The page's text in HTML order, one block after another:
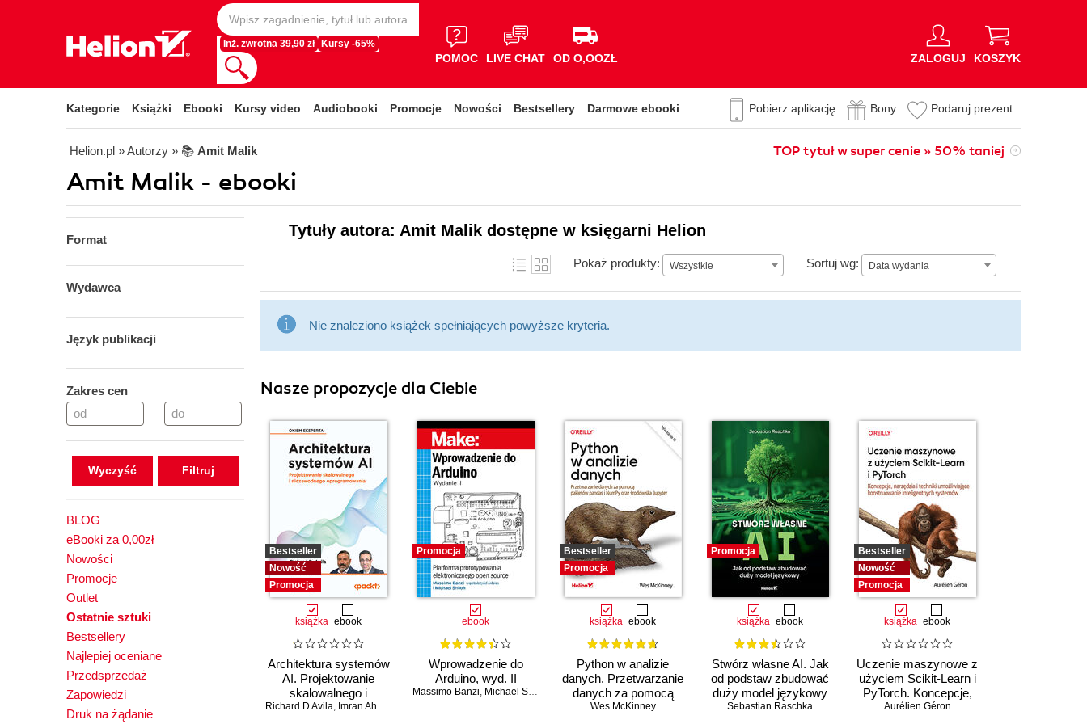
Inż. zwrotna 39,90 zł Kursy -65%
POMOC LIVE CHAT OD O,OOZŁ ZALOGUJ KOSZYK
Kategorie Książki Ebooki Kursy video Audiobooki Promocje Nowości Bestsellery Darmowe ebooki Pobierz aplikację Bony Podaruj prezent
Helion.pl » Autorzy » 📚 Amit Malik TOP tytuł w super cenie » 50% taniej
Amit Malik - ebooki
Format
Wydawca
Język publikacji
Zakres cen
–
Wyczyść
BLOG
eBooki za 0,00zł
Nowości
Promocje
Outlet
Ostatnie sztuki
Bestsellery
Najlepiej oceniane
Przedsprzedaż
Zapowiedzi
Druk na żądanie
Tytuły autora: Amit Malik dostępne w księgarni Helion
Pokaż produkty: Wszystkie Sortuj wg: Data wydania
Data wydania
Nie znaleziono książek spełniających powyższe kryteria.
Nasze propozycje dla Ciebie
Bestseller
Nowość
Promocja
książka ebook
Architektura systemów
AI. Projektowanie
skalowalnego i
niezawodnego
Richard D Avila, Imran Ahmad
Promocja
ebook
Wprowadzenie do
Arduino, wyd. II
Massimo Banzi, Michael Shiloh
Bestseller
Promocja
książka ebook
Python w analizie
danych. Przetwarzanie
danych za pomocą
pakietów pandas i
Wes McKinney
Promocja
książka ebook
Stwórz własne AI. Jak
od podstaw zbudować
duży model językowy
Sebastian Raschka
Bestseller
Nowość
Promocja
książka ebook
Uczenie maszynowe z
użyciem Scikit-Learn i
PyTorch. Koncepcje,
narzędzia i techniki
Aurélien Géron